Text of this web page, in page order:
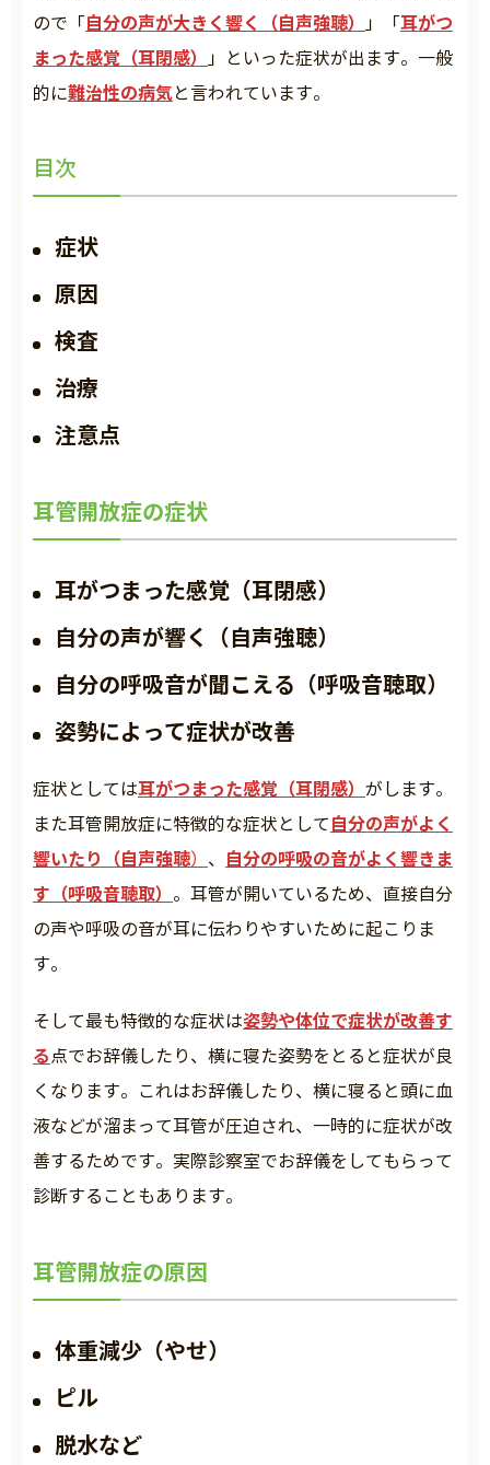
ので「自分の声が大きく響く（自声強聴） 」「耳がつ
まった感覚（耳閉感） 」といった症状が出ます。一般
的に難治性の病気と言われています。
目次
症状
原因
検査
治療
注意点
耳管開放症の症状
耳がつまった感覚（耳閉感）
自分の声が響く（自声強聴）
自分の呼吸音が聞こえる（呼吸音聴取）
姿勢によって症状が改善
症状としては耳がつまった感覚（耳閉感） がします。
また耳管開放症に特徴的な症状として 自分の声がよく
響いたり（自声強聴） 、
自分の呼吸の音がよく響きま
す（呼吸音聴取）
。耳管が開いているため、直接自分
の声や呼吸の音が耳に伝わりやすいために起こりま
す。
そして最も特徴的な症状は姿勢や体位で症状が改善す
る点でお辞儀したり、横に寝た姿勢をとると症状が良
くなります。これはお辞儀したり、横に寝ると頭に血
液などが溜まって耳管が圧迫され、一時的に症状が改
善するためです。実際診察室でお辞儀をしてもらって
診断することもあります。
耳管開放症の原因
体重減少（やせ）
ピル
脱水など